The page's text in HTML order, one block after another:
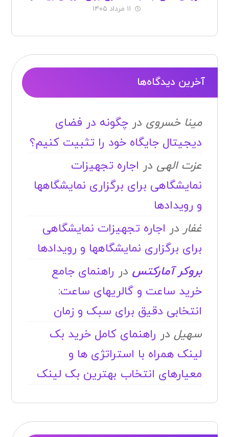
۱۱ مرداد ۱۴۰۵
آخرین دیدگاه‌ها
مینا خسروی درچگونه در فضای
دیجیتال جایگاه خود را تثبیت کنیم؟
عزت الهی در اجاره تجهیزات
نمایشگاهی برای برگزاری نمایشگاهها
و رویدادها
غفاردر اجاره تجهیزات نمایشگاهی
برای برگزاری نمایشگاهها و رویدادها
بروکر آمارکتس در راهنمای جامع
خرید ساعت و گالریهای ساعت:
انتخابی دقیق برای سبک و زمان
سهیل در راهنمای کامل خرید بک
لینک همراه با استراتژی ها و
معیارهای انتخاب بهترین بک لینک